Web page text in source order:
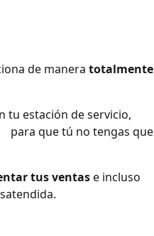
de manera totalmente
tus ventas e incluso